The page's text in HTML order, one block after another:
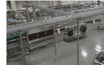
Предприятие
Тип работы:
Промышленное Строительство
Заказчик:ООО «IDS
ПОДРОБНЕЕ